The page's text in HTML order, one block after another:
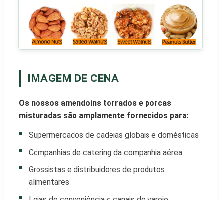
IMAGEM DE CENA
Os nossos amendoins torrados e porcas
misturadas são amplamente fornecidos para:
Supermercados de cadeias globais e domésticas
Companhias de catering da companhia aérea
Grossistas e distribuidores de produtos
alimentares